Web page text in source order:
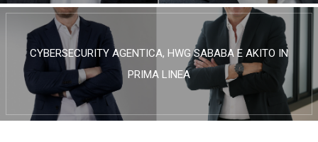
CYBERSECURITY AGENTICA, HWG SABABA E AKITO IN
PRIMA LINEA